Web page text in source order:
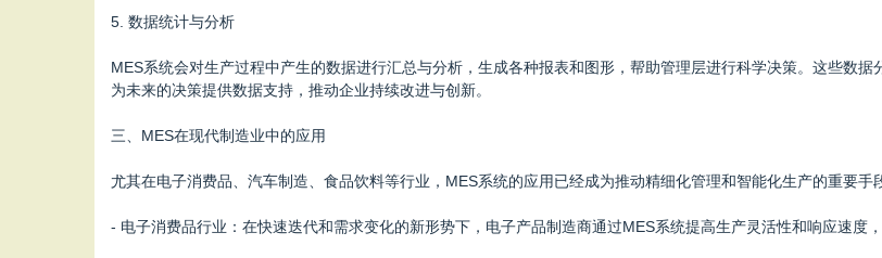
5. 数据统计与分析
MES系统会对生产过程中产生的数据进行汇总与分析，生成各种报表和图形，帮助管理层进行科学决策。这些数
为未来的决策提供数据支持，推动企业持续改进与创新。
三、MES在现代制造业中的应用
尤其在电子消费品、汽车制造、食品饮料等行业，MES系统的应用已经成为推动精细化管理和智能化生产的重要手
- 电子消费品行业：在快速迭代和需求变化的新形势下，电子产品制造商通过MES系统提高生产灵活性和响应速度